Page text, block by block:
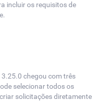
incluir os requisitos de
3.25.0 chegou com três
selecionar todos os
solicitações diretamente